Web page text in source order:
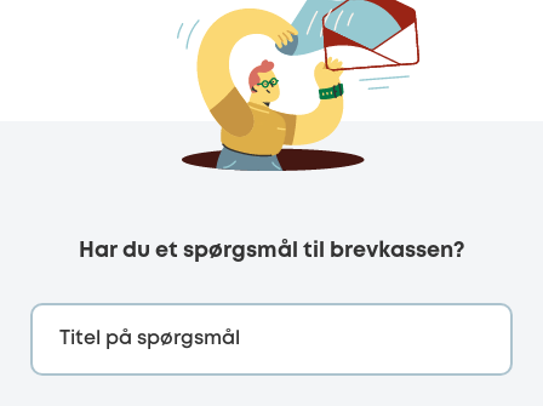
Har du et spørgsmål til brevkassen?
Titel på spørgsmål